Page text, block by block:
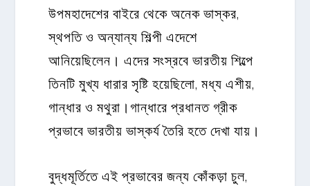
উপমহাদেশের বাইরে থেকে অনেক ভাস্কর,
স্থপতি ও অন্যান্য শিল্পী এদেশে
আনিয়েছিলেন। এদের সংস্রবে ভারতীয় শিল্পে
তিনটি মুখ্য ধারার সৃষ্টি হয়েছিলো, মধ্য এশীয়,
গান্ধার ও মথুরা।গান্ধারে প্রধানত গ্রীক
প্রভাবে ভারতীয় ভাস্কর্য তৈরি হতে দেখা যায়।
বুদ্ধমূর্তিতে এই প্রভাবের জন্য কোঁকড়া চুল,